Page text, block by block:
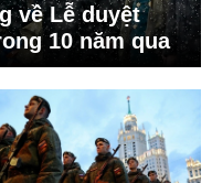
về Lễ duyệt
10 năm qua